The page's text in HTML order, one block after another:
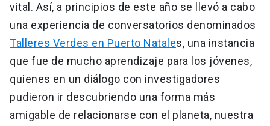
vital. Así, a principios de este año se llevó a cabo
una experiencia de conversatorios denominados
Talleres Verdes en Puerto Natales, una instancia
que fue de mucho aprendizaje para los jóvenes,
quienes en un diálogo con investigadores
pudieron ir descubriendo una forma más
amigable de relacionarse con el planeta, nuestra